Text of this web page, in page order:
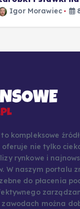
Igor Morawiec
kompleksowe
nie tylko
rynkowe i
W naszym portalu
do płacenia
zawodach można